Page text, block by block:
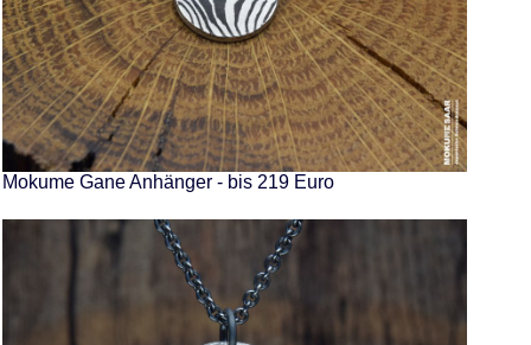
Mokume Gane Anhänger - bis 219 Euro